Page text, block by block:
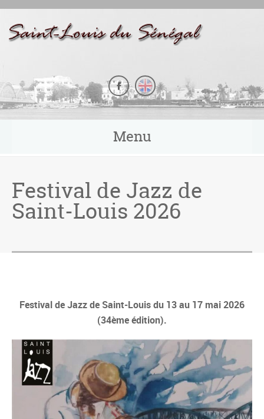
Menu
Festival de Jazz de
Saint-Louis 2026
Festival de Jazz de Saint-Louis du 13 au 17 mai 2026
(34ème édition).
Panneau de gestion des cookies